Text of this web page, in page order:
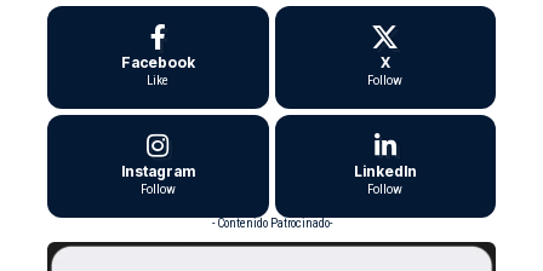
Facebook
Like
X
Follow
Instagram
Follow
LinkedIn
Follow
- Contenido Patrocinado-